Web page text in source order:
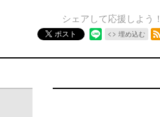
シェアして応援しよう！
ポスト 埋め込む